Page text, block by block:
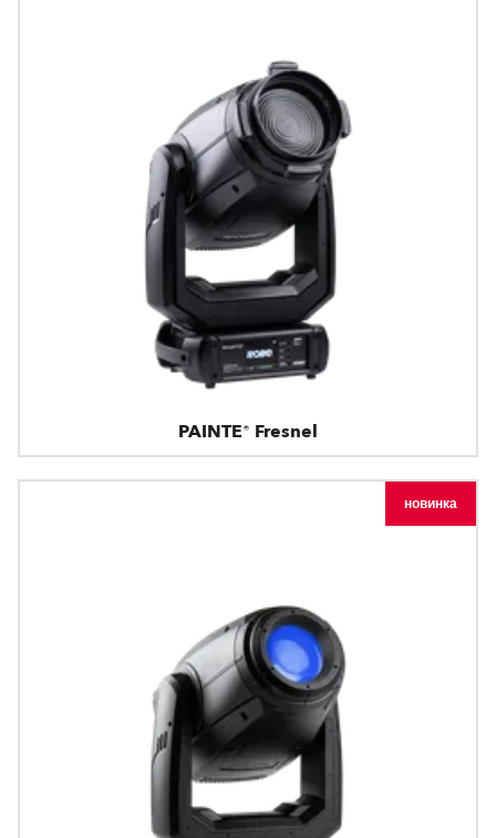
PAINTE® Fresnel
новинка